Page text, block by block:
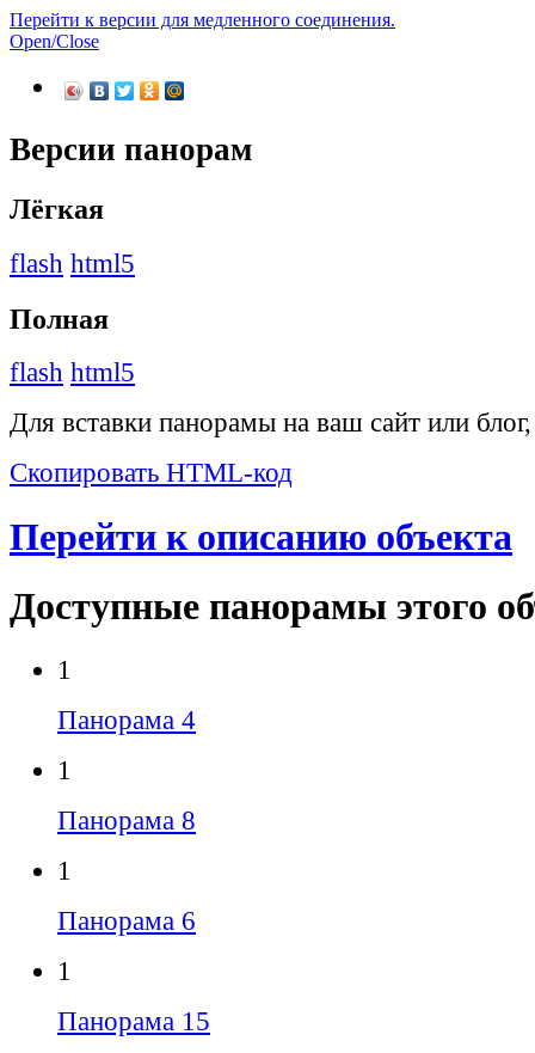
Перейти к версии для медленного соединения.
Open/Close
Версии панорам
Лёгкая
flash html5
Полная
flash html5
Для вставки панорамы на ваш сайт или
Скопировать HTML-код
Перейти к описанию объекта
Доступные панорамы этого
1
Панорама 4
1
Панорама 8
1
Панорама 6
1
Панорама 15